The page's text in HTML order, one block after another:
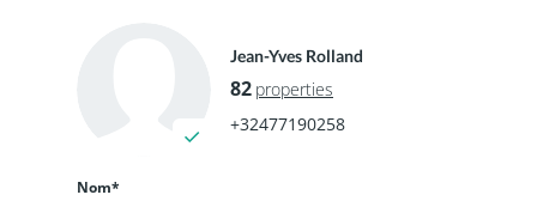
Jean-Yves Rolland
82 properties
+32477190258
Nom*